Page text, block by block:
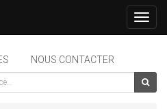
NOUS CONTACTER